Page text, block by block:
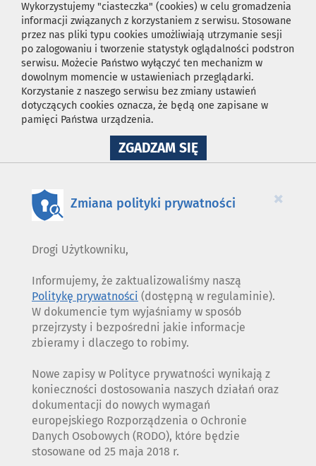
Wykorzystujemy "ciasteczka" (cookies) w celu gromadzenia
informacji związanych z korzystaniem z serwisu. Stosowane
przez nas pliki typu cookies umożliwiają utrzymanie sesji
po zalogowaniu i tworzenie statystyk oglądalności podstron
serwisu. Możecie Państwo wyłączyć ten mechanizm w
dowolnym momencie w ustawieniach przeglądarki.
Korzystanie z naszego serwisu bez zmiany ustawień
dotyczących cookies oznacza, że będą one zapisane w
pamięci Państwa urządzenia.
ZGADZAM SIĘNA
WYKORZYSTANIE
×
Zmiana polityki prywatności
Drogi Użytkowniku,
Informujemy, że zaktualizowaliśmy naszą
Politykę prywatności (dostępną w regulaminie).
W dokumencie tym wyjaśniamy w sposób
przejrzysty i bezpośredni jakie informacje
zbieramy i dlaczego to robimy.
Nowe zapisy w Polityce prywatności wynikają z
konieczności dostosowania naszych działań oraz
dokumentacji do nowych wymagań
europejskiego Rozporządzenia o Ochronie
Danych Osobowych (RODO), które będzie
stosowane od 25 maja 2018 r.